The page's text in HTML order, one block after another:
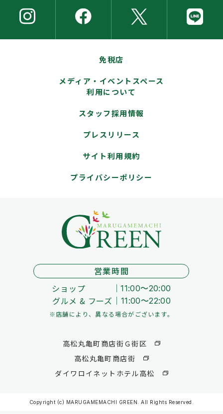
免税店
メディア・イベントスペース
利用について
スタッフ採用情報
プレスリリース
サイト利用規約
プライバシーポリシー
営業時間
ショップ
11:00～20:00
グルメ & フーズ 11:00～22:00
※店舗により、異なる場合がございます。
高松丸亀町商店街Ｇ街区
高松丸亀町商店街
ダイワロイネットホテル高松
Copyright (c) MARUGAMEMACHI GREEN. All Rights Reserved.